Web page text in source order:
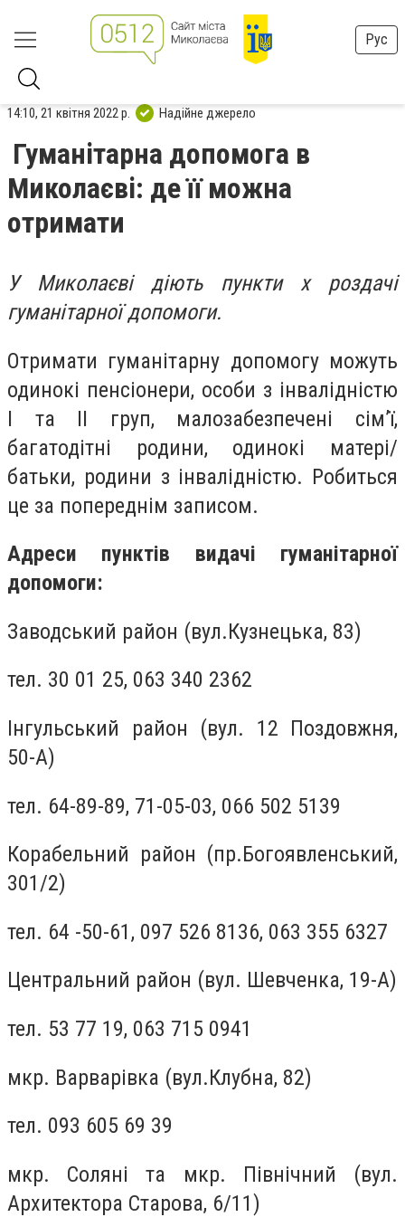
Рус
14:10, 21 квітня 2022 р. Надійне джерело
Гуманітарна допомога в
Миколаєві: де її можна
отримати
У Миколаєві діють пункти х роздачі
гуманітарної допомоги.
Отримати гуманітарну допомогу можуть
одинокі пенсіонери, особи з інвалідністю
І та ІІ груп, малозабезпечені сім’ї,
багатодітні родини, одинокі матері/
батьки, родини з інвалідністю. Робиться
це за попереднім записом.
Адреси пунктів видачі гуманітарної
допомоги:
Заводський район (вул.Кузнецька, 83)
тел. 30 01 25, 063 340 2362
Інгульський район (вул. 12 Поздовжня,
50-А)
тел. 64-89-89, 71-05-03, 066 502 5139
Корабельний район (пр.Богоявленський,
301/2)
тел. 64 -50-61, 097 526 8136, 063 355 6327
Центральний район (вул. Шевченка, 19-А)
тел. 53 77 19, 063 715 0941
мкр. Варварівка (вул.Клубна, 82)
тел. 093 605 69 39
мкр. Соляні та мкр. Північний (вул.
Архитектора Старова, 6/11)